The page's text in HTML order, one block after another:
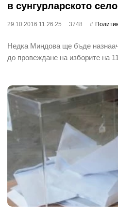
в сунгурларското
29.10.2016 11:26:25 3748
Недка Миндова ще бъде
до провеждане на изборите на